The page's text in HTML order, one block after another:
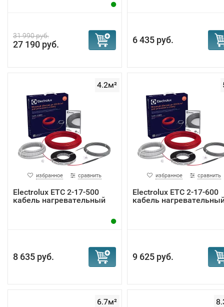
31 990 руб.
27 190 руб. 6 435 руб.
4.2м²
избранное сравнить
Electrolux ETC 2-17-500
кабель нагревательный
8 635 руб.
избранное сравнить
Electrolux ETC 2-17-600
кабель
9 625 руб.
6.7м²